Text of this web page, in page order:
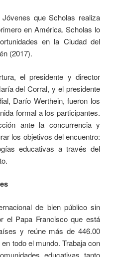
que Scholas realiza
en América. Scholas lo
en la Ciudad del
(2017).
el presidente y director
del Corral, y el presidente
Darío Werthein, fueron los
formal a los participantes.
ante la concurrencia y
los objetivos del encuentro:
educativas a través del
de bien público sin
el Papa Francisco que está
y reúne más de 446.00
todo el mundo. Trabaja con
educativas tanto